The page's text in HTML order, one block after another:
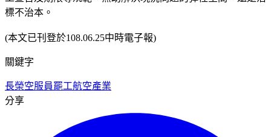
標不治本。
(本文已刊登於108.06.25中時電子報)
關鍵字
長榮空服員罷工航空產業
分享